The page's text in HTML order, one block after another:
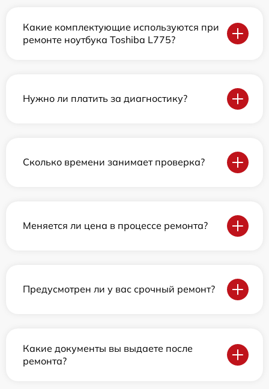
Какие комплектующие используются при
ремонте ноутбука Toshiba L775?
Нужно ли платить за диагностику?
Сколько времени занимает проверка?
Меняется ли цена в процессе ремонта?
Предусмотрен ли у вас срочный ремонт?
Какие документы вы выдаете после
ремонта?